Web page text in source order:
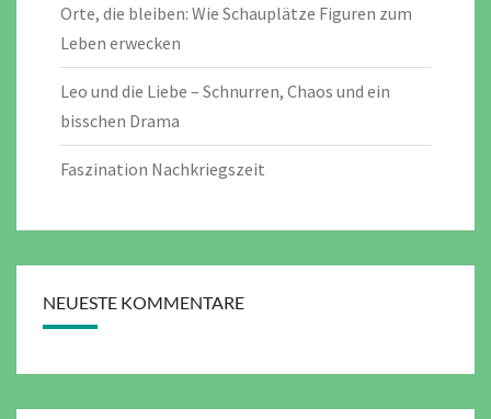
Orte, die bleiben: Wie Schauplätze Figuren zum
Leben erwecken
Leo und die Liebe – Schnurren, Chaos und ein
bisschen Drama
Faszination Nachkriegszeit
NEUESTE KOMMENTARE